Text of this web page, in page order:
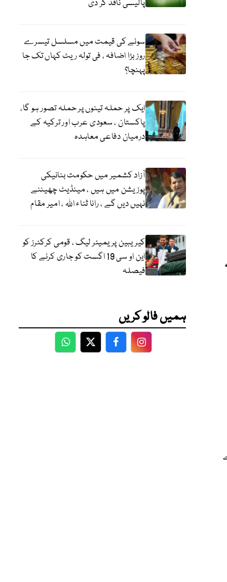
پالیسی نافذ کر دی
سونے کی قیمت میں مسلسل تیسرے
روز بڑا اضافہ ، فی تولہ ریٹ کہاں تک جا
پہنچا؟
ایک پر حملہ تینوں پر حملہ تصور ہو گا،
پاکستان ، سعودی عرب اور ترکیہ کے
درمیان دفاعی معاہدہ
آزاد کشمیر میں حکومت بنانیکی
پوزیشن میں ہیں ، مینڈیٹ چھیننے
نہیں دیں گے ، رانا ثناء اللہ ، امیر مقام
کیریبین پریمیئر لیگ ، قومی کرکٹرز کو
این او سی 19 اگست کو جاری کرنے کا
فیصلہ
ہمیں فالو کریں
WhatsApp
TwitterFacebookFacebook